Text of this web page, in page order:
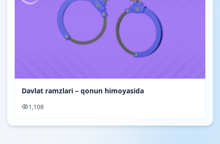
Davlat ramzlari – qonun himoyasida
1,108